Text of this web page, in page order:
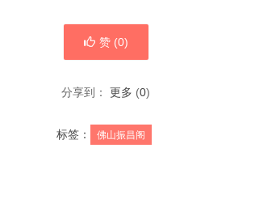
赞 (0)
分享到： 更多 (0)
标签： 佛山振昌阁